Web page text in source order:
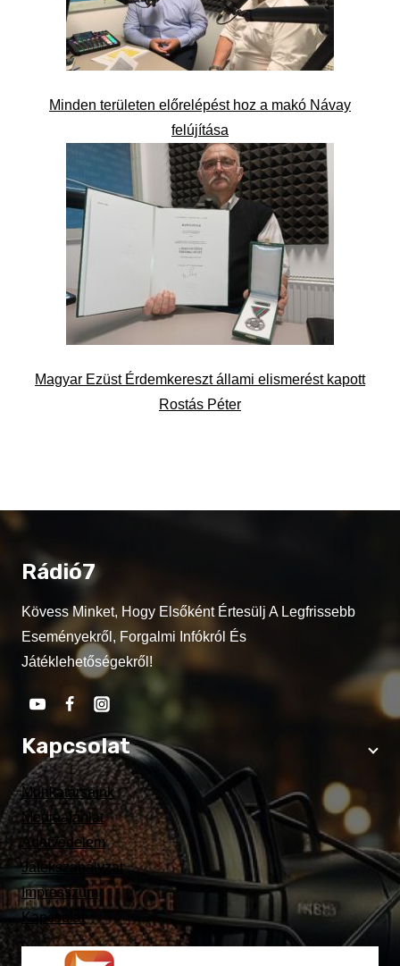
Minden területen előrelépést hoz a makó Návay
felújítása
Magyar Ezüst Érdemkereszt állami elismerést kapott
Rostás Péter
Rádió7
Kövess Minket, Hogy Elsőként Értesülj A Legfrissebb
Eseményekről, Forgalmi Infókról És
Játéklehetőségekről!
Kapcsolat
Munkatársaink
Médiaajánlat
Adatvédelem
Játékszabályzat
Impresszum
Kapcsolat